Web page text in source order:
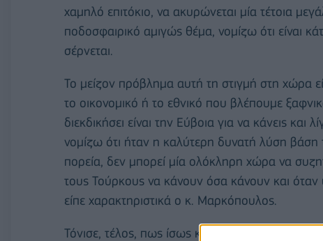
χαμηλό επιτόκιο, να ακυρώνεται μία τέτοια
ποδοσφαιρικό αμιγώς θέμα, νομίζω ότι είναι
σέρνεται.
Το μείζον πρόβλημα αυτή τη στιγμή στη χώρα
το οικονομικό ή το εθνικό που βλέπουμε
διεκδικήσει είναι την Εύβοια για να κάνεις
νομίζω ότι ήταν η καλύτερη δυνατή λύση βάση
πορεία, δεν μπορεί μία ολόκληρη χώρα να
τους Τούρκους να κάνουν όσα κάνουν και
είπε χαρακτηριστικά ο κ. Μαρκόπουλος.
Τόνισε, τέλος, πως ίσως και από την πλευρά της